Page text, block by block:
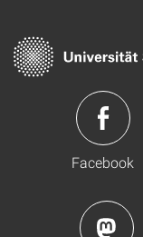
Facebook